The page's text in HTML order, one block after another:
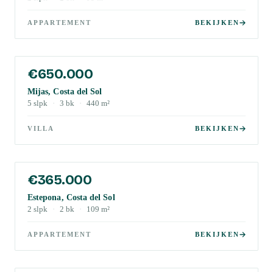
APPARTEMENT BEKIJKEN
€650.000
Mijas, Costa del Sol
5 slpk · 3 bk · 440 m²
VILLA BEKIJKEN
€365.000
Estepona, Costa del Sol
2 slpk · 2 bk · 109 m²
APPARTEMENT BEKIJKEN